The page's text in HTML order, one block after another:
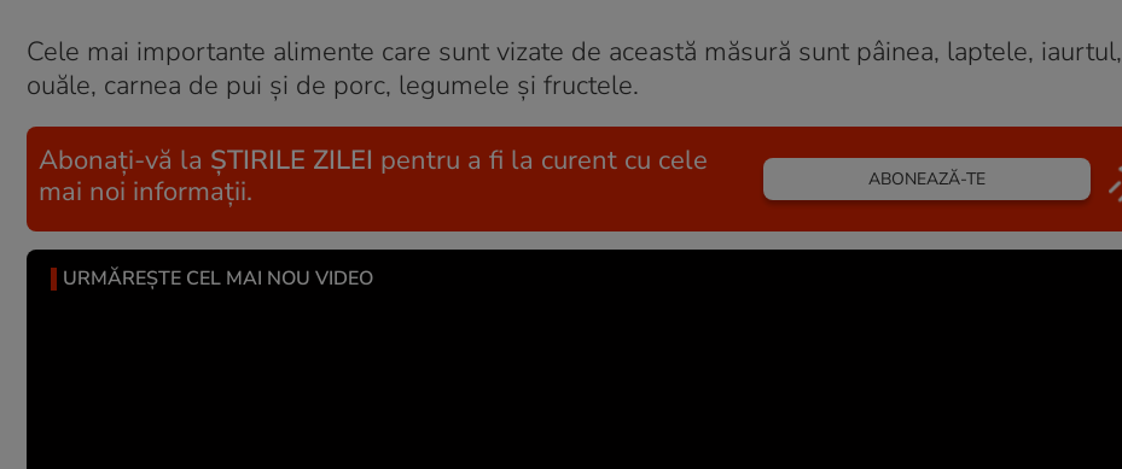
Cele mai importante alimente care sunt vizate de această măsură sunt pâinea, laptele, iaurtul,
ouăle, carnea de pui și de porc, legumele și fructele.
Abonați-vă la ȘTIRILE ZILEI pentru a fi la curent cu cele
mai noi informații.
ABONEAZĂ-TE
URMĂREȘTE CEL MAI NOU VIDEO